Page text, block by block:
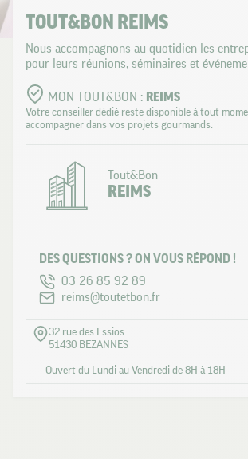
TOUT&BON REIMS
Nous accompagnons au quotidien les
pour leurs réunions, séminaires et
MON TOUT&BON : REIMS
Votre conseiller dédié reste disponible à tout
accompagner dans vos projets gourmands.
Tout&Bon
REIMS
DES QUESTIONS ? ON VOUS RÉPOND !
03 26 85 92 89
reims@toutetbon.fr
32 rue des Essios
51430 BEZANNES
Ouvert du Lundi au Vendredi de 8H à 18H